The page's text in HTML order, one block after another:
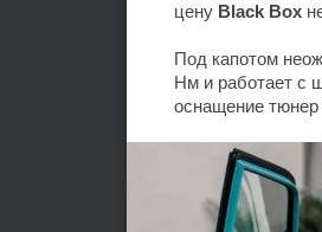
цену Black Box
Под капотом
Нм и работает с
оснащение